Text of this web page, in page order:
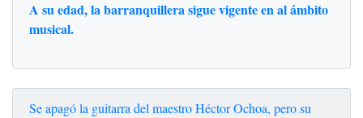
A su edad, la barranquillera sigue vigente en al ámbito
musical.
Se apagó la guitarra del maestro Héctor Ochoa, pero su